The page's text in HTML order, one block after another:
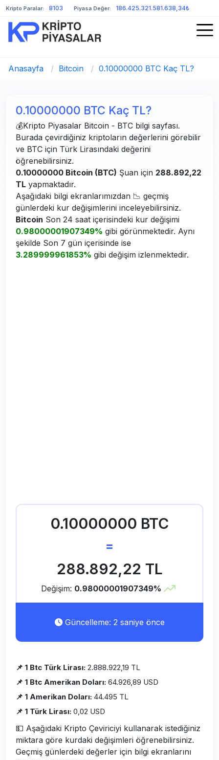
Kripto Paralar: 8103 Piyasa Değer: 186.425.321.581.638,34₺
Anasayfa / Bitcoin / 0.10000000 BTC Kaç TL?
0.10000000 BTC Kaç TL?
💰Kripto Piyasalar Bitcoin - BTC bilgi sayfası.
Burada çevirdiğiniz kriptoların değerlerini görebilir
ve BTC için Türk Lirasındaki değerini
öğrenebilirsiniz.
0.10000000 Bitcoin (BTC) Şuan için 288.892,22
TL yapmaktadır.
Aşağıdaki bilgi ekranlarımızdan 📉 geçmiş
günlerdeki kur değişimlerini inceleyebilirsiniz.
Bitcoin Son 24 saat içerisindeki kur değişimi
0.98000001907349% gibi görünmektedir. Aynı
şekilde Son 7 gün içerisinde ise
3.289999961853% gibi değişim izlenmektedir.
0.10000000 BTC
=
288.892,22 TL
Değişim: 0.98000001907349%
Güncelleme: 2 saniye önce
📌 1 Btc Türk Lirası: 2.888.922,19 TL
📌 1 Btc Amerikan Doları: 64.926,89 USD
📌 1 Amerikan Doları: 44.495 TL
📌 1 Türk Lirası: 0,02 USD
💵 Aşağıdaki Kripto Çeviriciyi kullanarak istediğiniz
miktara göre kurdaki değişimleri öğrenebilirsiniz.
Geçmiş günlerdeki değerler için bilgi ekranlarını